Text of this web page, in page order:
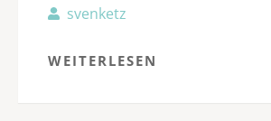
svenketz
WEITERLESEN